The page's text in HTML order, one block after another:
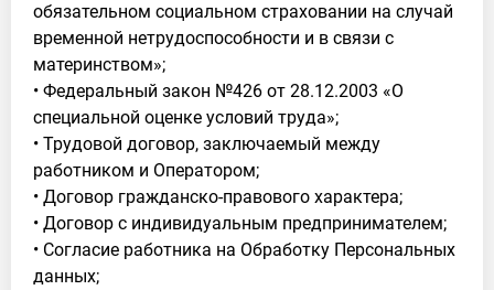
обязательном социальном страховании на случай
временной нетрудоспособности и в связи с
материнством»;
• Федеральный закон №426 от 28.12.2003 «О
специальной оценке условий труда»;
• Трудовой договор, заключаемый между
работником и Оператором;
• Договор гражданско-правового характера;
• Договор с индивидуальным предпринимателем;
• Согласие работника на Обработку Персональных
данных;